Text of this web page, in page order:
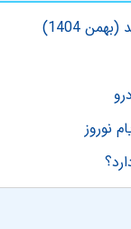
1404)
نوروز